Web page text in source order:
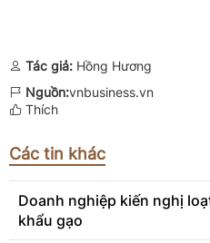
Tác giả: Hồng Hương
Nguồn:vnbusiness.vn
Thích
Các tin khác
Doanh nghiệp kiến nghị
khẩu gạo